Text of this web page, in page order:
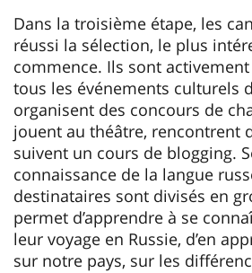
Dans la troisième étape, les
réussi la sélection, le plus
commence. Ils sont
tous les événements culturels
organisent des concours de
jouent au théâtre, rencontrent
suivent un cours de blogging.
connaissance de la langue
destinataires sont divisés en
permet d’apprendre à se
leur voyage en Russie, d’en
sur notre pays, sur les